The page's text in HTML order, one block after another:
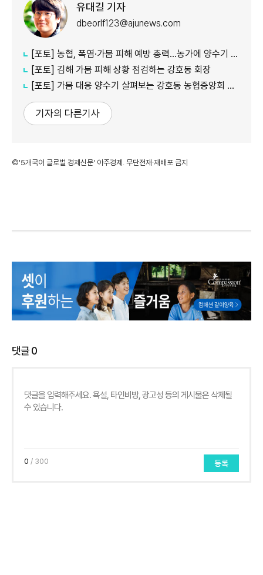
유대길 기자
dbeorlf123@ajunews.com
[포토] 농협, 폭염·가뭄 피해 예방 총력…농가에 양수기 지원
[포토] 김해 가뭄 피해 상황 점검하는 강호동 회장
[포토] 가뭄 대응 양수기 살펴보는 강호동 농협중앙회 회장
기자의 다른기사
©'5개국어 글로벌 경제신문' 아주경제. 무단전재·재배포 금지
댓글0
0 / 300 등록